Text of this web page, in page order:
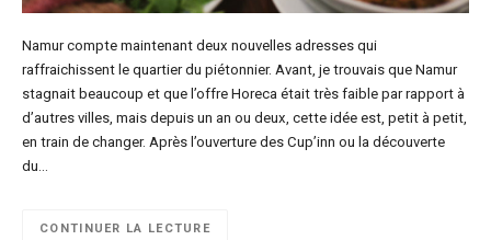
Namur compte maintenant deux nouvelles adresses qui
raffraichissent le quartier du piétonnier. Avant, je trouvais que Namur
stagnait beaucoup et que l’offre Horeca était très faible par rapport à
d’autres villes, mais depuis un an ou deux, cette idée est, petit à petit,
en train de changer. Après l’ouverture des Cup’inn ou la découverte
du…
CONTINUER LA LECTURE